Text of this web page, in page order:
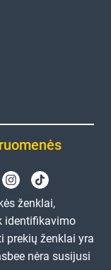
ženklai,
identifikavimo
prekių ženklai yra
nėra susijusi